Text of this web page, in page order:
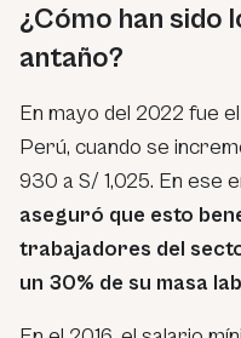
¿Cómo han sido
antaño?
En mayo del 2022 fue
Perú, cuando se
930 a S/ 1,025. En ese
aseguró que esto
trabajadores del
un 30% de su masa